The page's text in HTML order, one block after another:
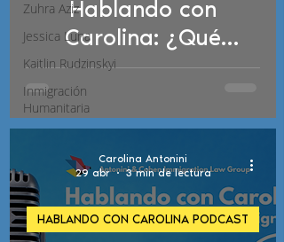
Zuhra Aziz
Jessica Luna
Kaitlin Rudzinskyi
Inmigración
Humanitaria
Hablando con
Carolina: ¿Qué
Necesito Saber Sobre
los Patrocinios
Migratorios y las
Estafas de
Inmigración?
HABLANDO CON CAROLINA PODCAST
Carolina Antonini
29 abr
3 min de lectura